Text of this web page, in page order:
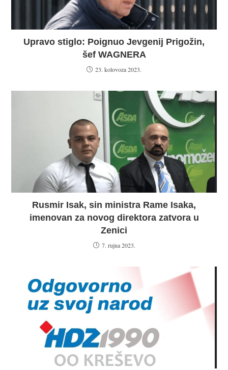
Upravo stiglo: Poignuo Jevgenij Prigožin,
šef WAGNERA
23. kolovoza 2023.
Rusmir Isak, sin ministra Rame Isaka,
imenovan za novog direktora zatvora u
Zenici
7. rujna 2023.